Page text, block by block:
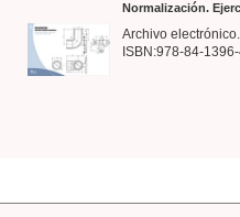
Normalización.
Archivo
ISBN:978-84-